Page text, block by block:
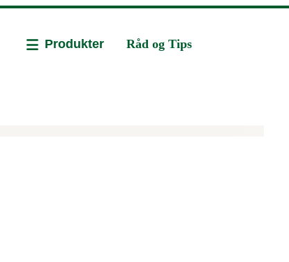
Produkter Råd og Tips